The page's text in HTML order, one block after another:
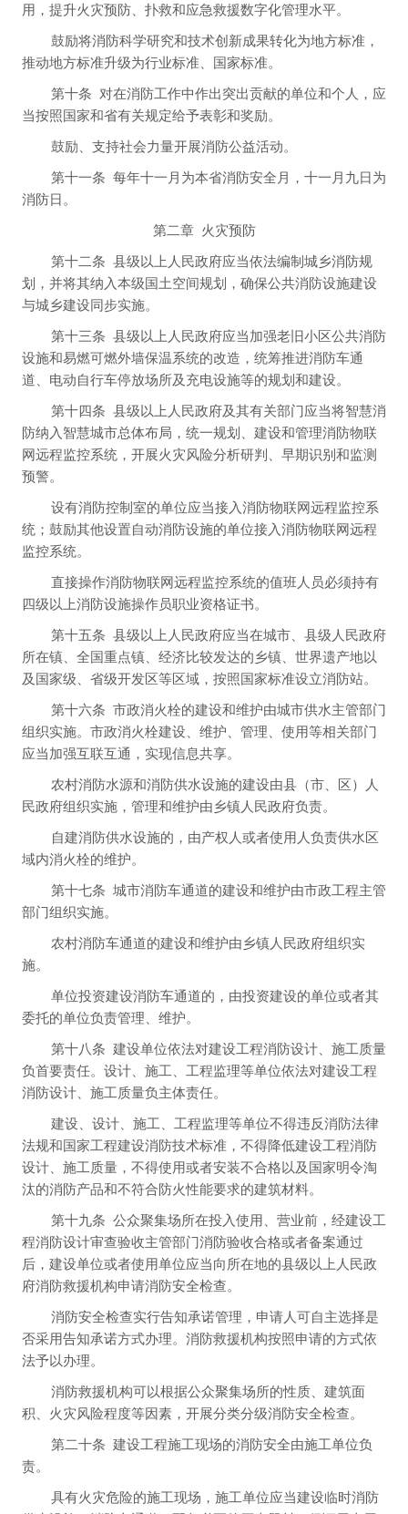
用，提升火灾预防、扑救和应急救援数字化管理水平。
鼓励将消防科学研究和技术创新成果转化为地方标准，
推动地方标准升级为行业标准、国家标准。
第十条 对在消防工作中作出突出贡献的单位和个人，应
当按照国家和省有关规定给予表彰和奖励。
鼓励、支持社会力量开展消防公益活动。
第十一条 每年十一月为本省消防安全月，十一月九日为
消防日。
第二章 火灾预防
第十二条 县级以上人民政府应当依法编制城乡消防规
划，并将其纳入本级国土空间规划，确保公共消防设施建设
与城乡建设同步实施。
第十三条 县级以上人民政府应当加强老旧小区公共消防
设施和易燃可燃外墙保温系统的改造，统筹推进消防车通
道、电动自行车停放场所及充电设施等的规划和建设。
第十四条 县级以上人民政府及其有关部门应当将智慧消
防纳入智慧城市总体布局，统一规划、建设和管理消防物联
网远程监控系统，开展火灾风险分析研判、早期识别和监测
预警。
设有消防控制室的单位应当接入消防物联网远程监控系
统；鼓励其他设置自动消防设施的单位接入消防物联网远程
监控系统。
直接操作消防物联网远程监控系统的值班人员必须持有
四级以上消防设施操作员职业资格证书。
第十五条 县级以上人民政府应当在城市、县级人民政府
所在镇、全国重点镇、经济比较发达的乡镇、世界遗产地以
及国家级、省级开发区等区域，按照国家标准设立消防站。
第十六条 市政消火栓的建设和维护由城市供水主管部门
组织实施。市政消火栓建设、维护、管理、使用等相关部门
应当加强互联互通，实现信息共享。
农村消防水源和消防供水设施的建设由县（市、区）人
民政府组织实施，管理和维护由乡镇人民政府负责。
自建消防供水设施的，由产权人或者使用人负责供水区
域内消火栓的维护。
第十七条 城市消防车通道的建设和维护由市政工程主管
部门组织实施。
农村消防车通道的建设和维护由乡镇人民政府组织实
施。
单位投资建设消防车通道的，由投资建设的单位或者其
委托的单位负责管理、维护。
第十八条 建设单位依法对建设工程消防设计、施工质量
负首要责任。设计、施工、工程监理等单位依法对建设工程
消防设计、施工质量负主体责任。
建设、设计、施工、工程监理等单位不得违反消防法律
法规和国家工程建设消防技术标准，不得降低建设工程消防
设计、施工质量，不得使用或者安装不合格以及国家明令淘
汰的消防产品和不符合防火性能要求的建筑材料。
第十九条 公众聚集场所在投入使用、营业前，经建设工
程消防设计审查验收主管部门消防验收合格或者备案通过
后，建设单位或者使用单位应当向所在地的县级以上人民政
府消防救援机构申请消防安全检查。
消防安全检查实行告知承诺管理，申请人可自主选择是
否采用告知承诺方式办理。消防救援机构按照申请的方式依
法予以办理。
消防救援机构可以根据公众聚集场所的性质、建筑面
积、火灾风险程度等因素，开展分类分级消防安全检查。
第二十条 建设工程施工现场的消防安全由施工单位负
责。
具有火灾危险的施工现场，施工单位应当建设临时消防